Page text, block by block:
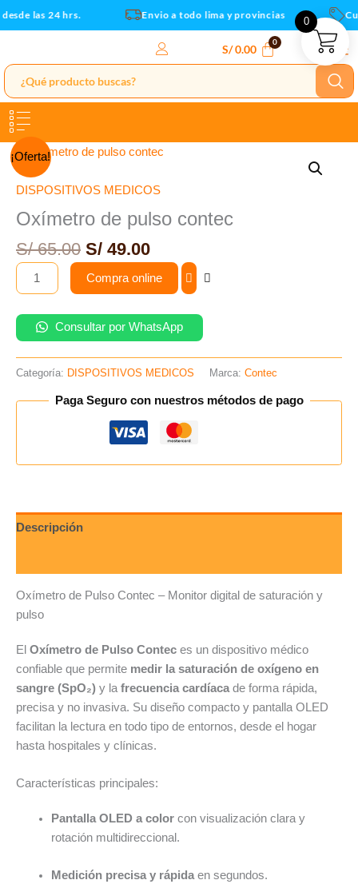
Ir
al
las 24 hrs. Envio a todo lima y provincias
S/0.00
¡Oferta!
DISPOSITIVOS MEDICOS
Oxímetro de pulso contec
S/65.00
El
original
era:
S/ 65.00.
S/ 49.00
El
actual
es:
S/ 49.00.
Oxímetro
de
pulso
contec
cantidad
Compra online
Consultar por WhatsApp
Categoría: DISPOSITIVOS MEDICOS Marca: Contec
Paga Seguro con nuestros métodos de pago
Descripción
Oxímetro de Pulso Contec – Monitor digital de saturación y
pulso
El Oxímetro de Pulso Contec es un dispositivo médico
confiable que permite medir la saturación de oxígeno en
sangre (SpO₂) y la frecuencia cardíaca de forma rápida,
precisa y no invasiva. Su diseño compacto y pantalla OLED
facilitan la lectura en todo tipo de entornos, desde el hogar
hasta hospitales y clínicas.
Características principales:
Pantalla OLED a colorcon visualización clara y
rotación multidireccional.
Medición precisa y rápidaen segundos.
0